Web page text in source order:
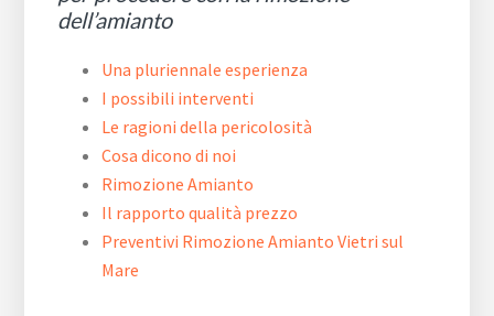
dell’amianto
Una pluriennale esperienza
I possibili interventi
Le ragioni della pericolosità
Cosa dicono di noi
Rimozione Amianto
Il rapporto qualità prezzo
Preventivi Rimozione Amianto Vietri sul
Mare